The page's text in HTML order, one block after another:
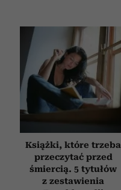
Książki, które trzeba
przeczytać przed
śmiercią. 5 tytułów
z zestawienia